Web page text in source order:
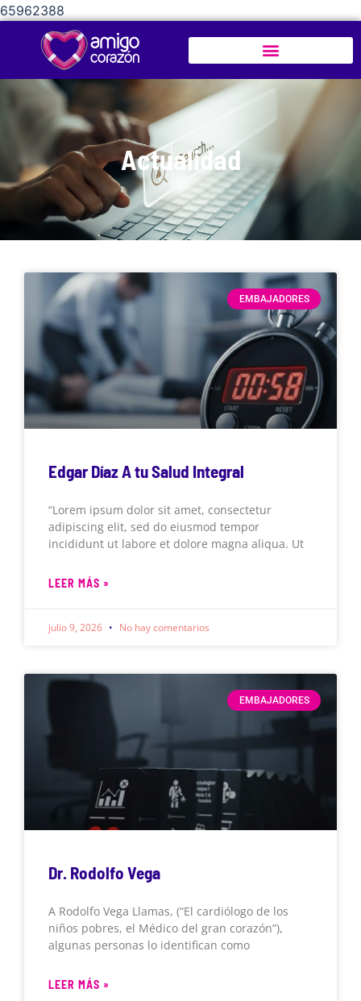
65962388
Actualidad
EMBAJADORES
Edgar Díaz A tu Salud Integral
“Lorem ipsum dolor sit amet, consectetur
adipiscing elit, sed do eiusmod tempor
incididunt ut labore et dolore magna aliqua. Ut
LEER MÁS »
julio 9, 2026 No hay comentarios
EMBAJADORES
Dr. Rodolfo Vega
A Rodolfo Vega Llamas, (“El cardiólogo de los
niños pobres, el Médico del gran corazón”),
algunas personas lo identifican como
LEER MÁS »